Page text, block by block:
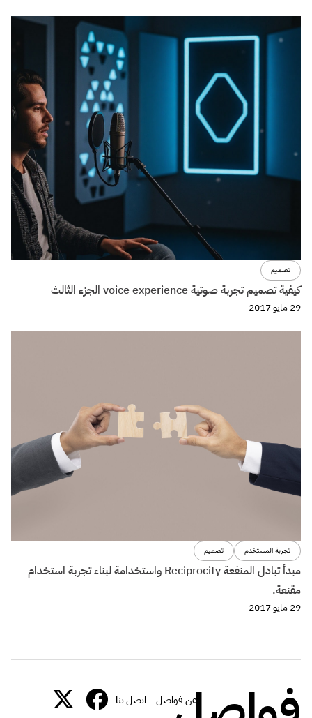
تصميم
كيفية تصميم تجربة صوتية voice experience الجزء الثالث
29 مايو 2017
تجربة المستخدم تصميم
مبدأ تبادل المنفعة Reciprocity واستخدامة لبناء تجربة استخدام
مقنعة.
29 مايو 2017
عن فواصل اتصل بنا